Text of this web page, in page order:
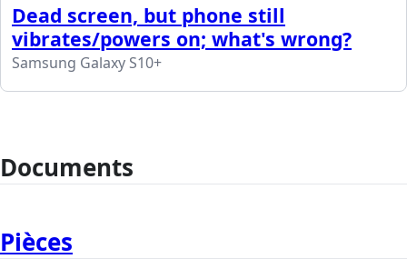
Dead screen, but phone still
vibrates/powers on; what's wrong?
Samsung Galaxy S10+
Documents
Pièces